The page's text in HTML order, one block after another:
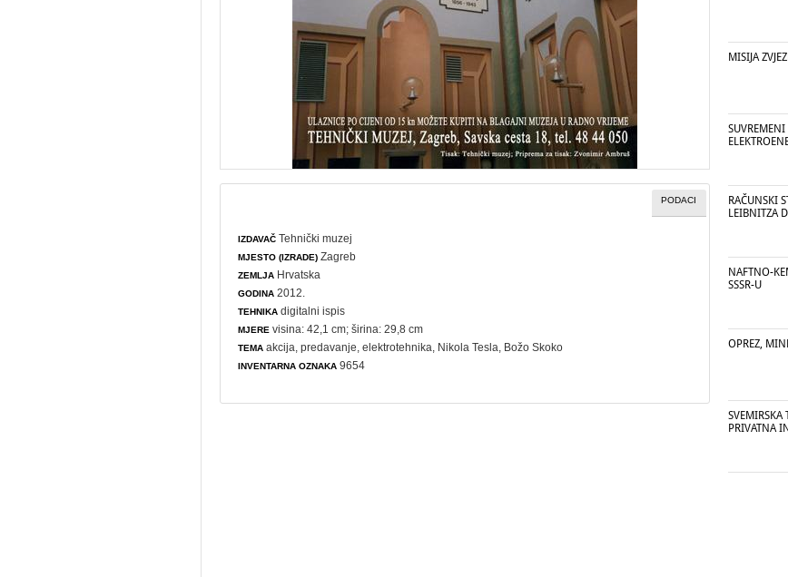
PODACI
IZDAVAČ Tehnički muzej
MJESTO (IZRADE) Zagreb
ZEMLJA Hrvatska
GODINA 2012.
TEHNIKA digitalni ispis
MJERE visina: 42,1 cm; širina: 29,8 cm
TEMA akcija ,predavanje ,elektrotehnika , Nikola Tesla, Božo Skoko
INVENTARNA OZNAKA 9654
MISIJA
SUVREMENI
RAČUNSKI
LEIBNITZA
NAFTNO-
SSSR-U
OPREZ,
SVEMIRSKA
PRIVATNA